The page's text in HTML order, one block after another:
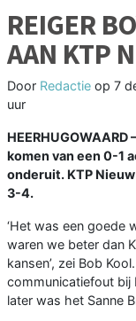
REIGER
AAN KTP
Door Redactie op 7
uur
HEERHUGOWAARD
komen van een 0-1
onderuit. KTP
3-4.
‘Het was een goede
waren we beter dan
kansen’, zei Bob
communicatiefout bij
later was het Sanne